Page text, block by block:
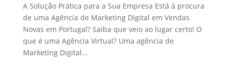
A Solução Prática para a Sua Empresa Está à procura
de uma Agência de Marketing Digital em Vendas
Novas em Portugal? Saiba que veio ao lugar certo! O
que é uma Agência Virtual? Uma agência de
Marketing Digital...